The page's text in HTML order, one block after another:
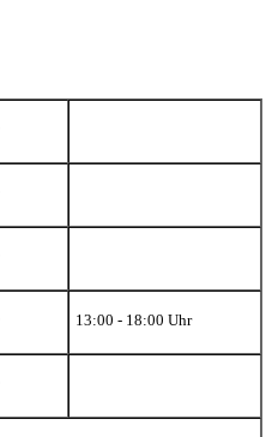
13:00 - 18:00 Uhr